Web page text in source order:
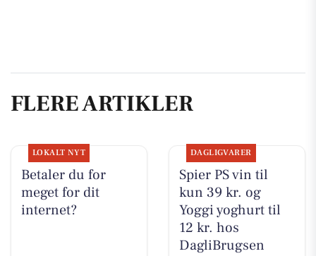
FLERE ARTIKLER
LOKALT NYT
Betaler du for
meget for dit
internet?
DAGLIGVARER
Spier PS vin til
kun 39 kr. og
Yoggi yoghurt til
12 kr. hos
DagliBrugsen